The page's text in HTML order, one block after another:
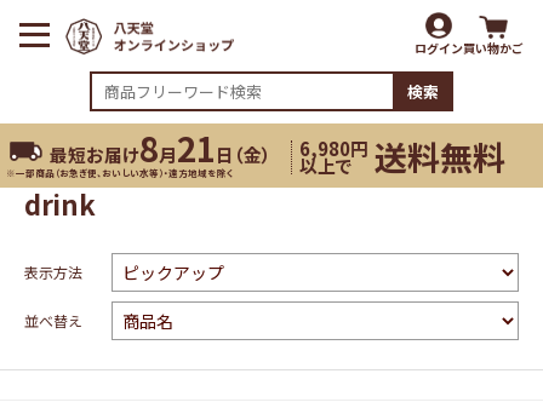
ログイン買い物かご
検索
最短お届け8月21日（金）
※一部商品（お急ぎ便、おいしい水等）・遠方地域を除く
6,980円
以上で 送料無料
drink
表示方法
並べ替え